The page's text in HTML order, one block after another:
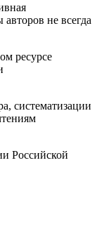
не всегда
ресурсе
систематизации
Российской